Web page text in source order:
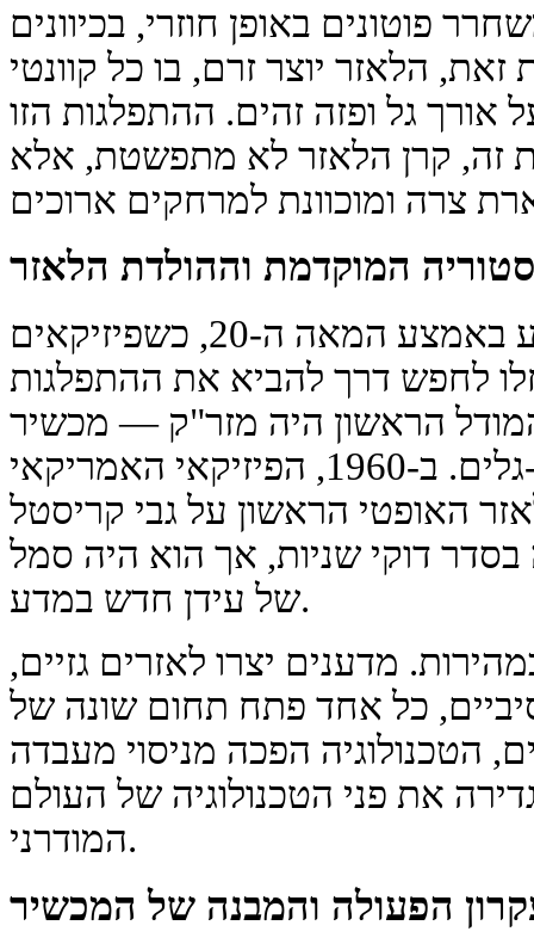
פוטונים באופן חוזרי, בכיוונים
זאת, הלאזר יוצר זרם, בו כל קוונטי
אורך גל ופזה זהים. ההתפלגות הזו
זה, קרן הלאזר לא מתפשטת, אלא
המוקדמת וההולדת הלאזר
רעיון האור המנוהל זרע באמצע המאה ה-20, כשפיזיקאים
לחפש דרך להביא את ההתפלגות
הראשון היה מזר"ק — מכשיר
שעובד בתחום המיקרו-גלים. ב-1960, הפיזיקאי האמריקאי
האופטי הראשון על גבי קריסטל
בסדר דוקי שניות, אך הוא היה סמל
של עידן חדש במדע.
מדענים יצרו לאזרים גזיים,
כל אחד פתח תחום שונה של
הטכנולוגיה הפכה מניסוי מעבדה
את פני הטכנולוגיה של העולם
המודרני.
הפעולה והמבנה של המכשיר